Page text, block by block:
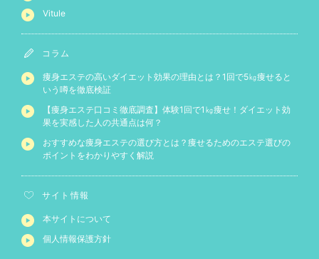
Vitule
コラム
痩身エステの高いダイエット効果の理由とは？1回で5㎏痩せると
いう噂を徹底検証
【痩身エステ口コミ徹底調査】体験1回で1㎏痩せ！ダイエット効
果を実感した人の共通点は何？
おすすめな痩身エステの選び方とは？痩せるためのエステ選びの
ポイントをわかりやすく解説
サイト情報
本サイトについて
個人情報保護方針